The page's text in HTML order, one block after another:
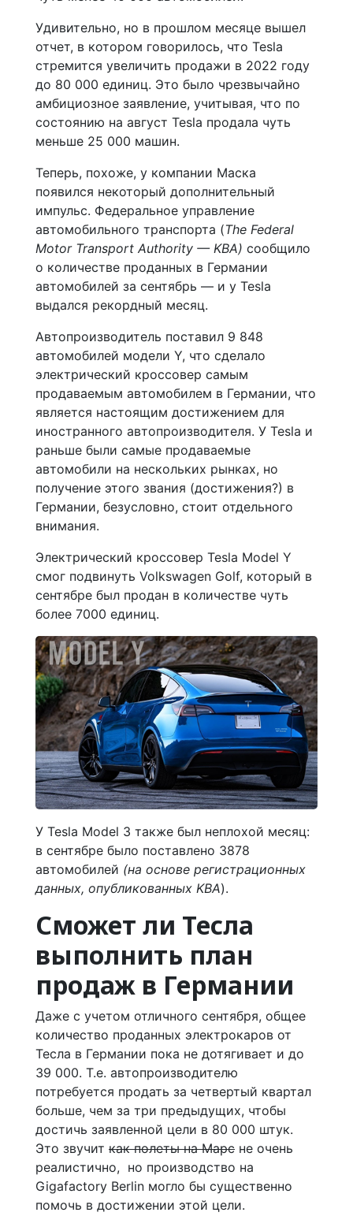
Удивительно, но в прошлом месяце вышел
отчет, в котором говорилось, что Tesla
стремится увеличить продажи в 2022 году
до 80 000 единиц. Это было чрезвычайно
амбициозное заявление, учитывая, что по
состоянию на август Tesla продала чуть
меньше 25 000 машин.
Теперь, похоже, у компании Маска
появился некоторый дополнительный
импульс. Федеральное управление
автомобильного транспорта (The Federal
Motor Transport Authority — KBA) сообщило
о количестве проданных в Германии
автомобилей за сентябрь — и у Tesla
выдался рекордный месяц.
Автопроизводитель поставил 9 848
автомобилей модели Y, что сделало
электрический кроссовер самым
продаваемым автомобилем в Германии, что
является настоящим достижением для
иностранного автопроизводителя. У Tesla и
раньше были самые продаваемые
автомобили на нескольких рынках, но
получение этого звания (достижения?) в
Германии, безусловно, стоит отдельного
внимания.
Электрический кроссовер Tesla Model Y
смог подвинуть Volkswagen Golf, который в
сентябре был продан в количестве чуть
более 7000 единиц.
У Tesla Model 3 также был неплохой месяц:
в сентябре было поставлено 3878
автомобилей (на основе регистрационных
данных, опубликованных KBA).
Сможет ли Тесла
выполнить план
продаж в Германии
Даже с учетом отличного сентября, общее
количество проданных электрокаров от
Тесла в Германии пока не дотягивает и до
39 000. Т.е. автопроизводителю
потребуется продать за четвертый квартал
больше, чем за три предыдущих, чтобы
достичь заявленной цели в 80 000 штук.
Это звучит как полеты на Марс не очень
реалистично, но производство на
Gigafactory Berlin могло бы существенно
помочь в достижении этой цели.